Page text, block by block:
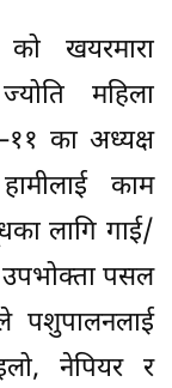
को खयरमारा
महिला
का अध्यक्ष
काम
लागि गाई/
उपभोक्ता पसल
नेपियर र